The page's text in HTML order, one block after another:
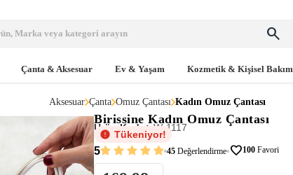
search
Çanta & Aksesuar Ev & Yaşam Kozmetik & Kişisel Bakım
Aksesuar Çanta Omuz Çantası Kadın Omuz Çantası
Birissine Kadın Omuz Çantası
Ürün Kodu: W-1117
Tükeniyor!
5 45Değerlendirme favorite100 Favori